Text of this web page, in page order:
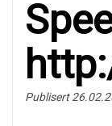
Publisert